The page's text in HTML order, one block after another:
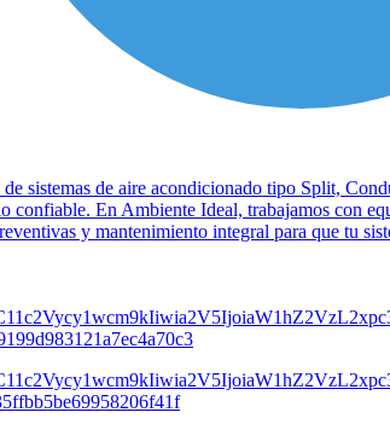
sistemas de aire acondicionado tipo Split,
En Ambiente Ideal, trabajamos con
y mantenimiento integral para que tu